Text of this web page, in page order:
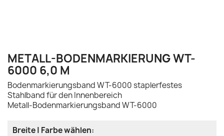
METALL-BODENMARKIERUNG WT-
6000 6,0 M
Bodenmarkierungsband WT-6000 staplerfestes
Stahlband für den Innenbereich
Metall-Bodenmarkierungsband WT-6000
Breite | Farbe wählen: